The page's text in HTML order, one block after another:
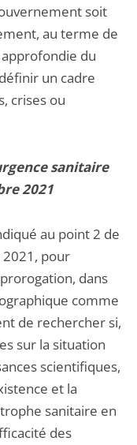
soit
au terme de
du
un cadre
crises ou
sanitaire
2021
au point 2 de
2021, pour
dans
comme
de rechercher si,
sur la situation
scientifiques,
et la
sanitaire en
des